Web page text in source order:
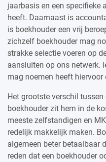
jaarbasis en een specifieke
heeft. Daarnaast is
is boekhouder een vrij
zichzelf boekhouder mag
strakke selectie voeren op
aansluiten op ons netwerk.
mag noemen heeft
Het grootste verschil
boekhouder zit hem in de
meeste zelfstandigen en
redelijk makkelijk maken.
algemeen beter betaalbaar
reden dat een boekhouder